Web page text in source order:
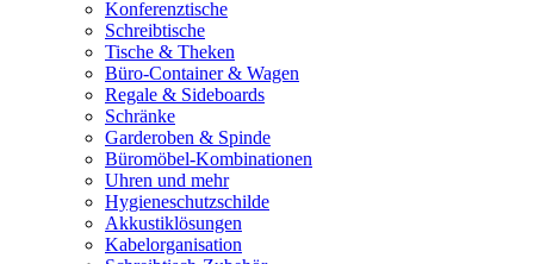
Konferenztische
Schreibtische
Tische & Theken
Büro-Container & Wagen
Regale & Sideboards
Schränke
Garderoben & Spinde
Büromöbel-Kombinationen
Uhren und mehr
Hygieneschutzschilde
Akkustiklösungen
Kabelorganisation